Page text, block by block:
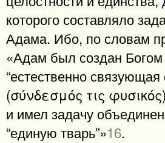
которого составляло
Адама. Ибо, по словам
«Адам был создан Богом
“естественно связующая
(σύνδεσμός τις
и имел задачу
“единую тварь”»16.